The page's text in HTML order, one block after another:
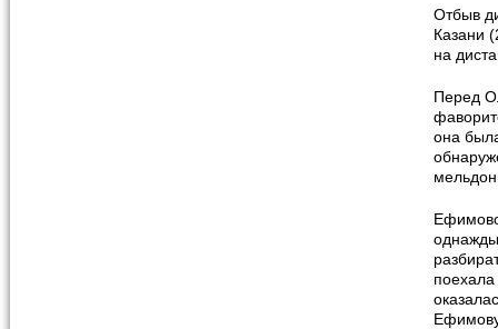
Отбыв
Казани
на
Перед
она
поехала